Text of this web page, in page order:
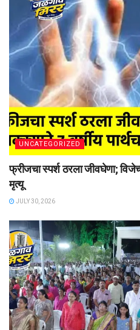
UNCATEGORIZED
फ्रीजचा स्पर्श ठरला जीवघेणा;
मृत्यू
JULY 30, 2026